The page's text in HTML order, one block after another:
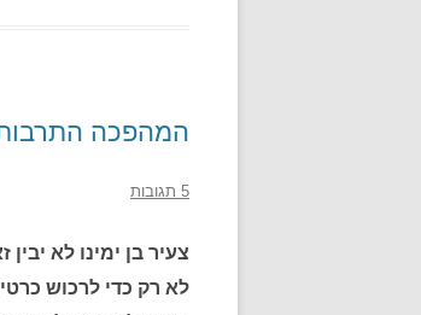
המהפכה
5 תגובות
צעיר בן ימינו לא
לא רק כדי לרכוש